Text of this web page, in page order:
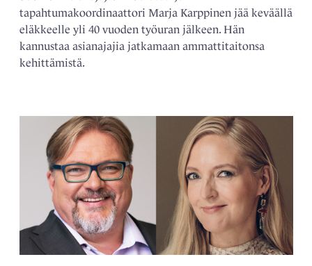
tapahtumakoordinaattori Marja Karppinen jää keväällä
eläkkeelle yli 40 vuoden työuran jälkeen. Hän
kannustaa asianajajia jatkamaan ammattitaitonsa
kehittämistä.